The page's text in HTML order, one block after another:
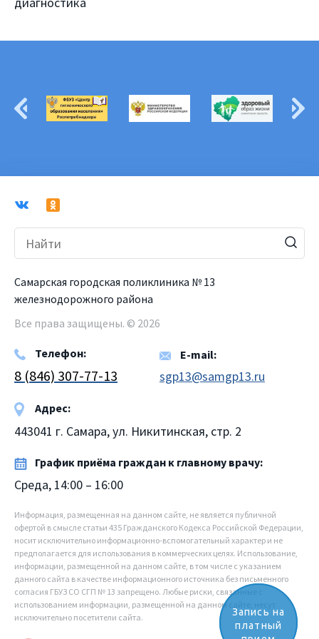
Самарская городская поликлиника № 13
железнодорожного района
Все права защищены. © 2026
Телефон:
8 (846) 307-77-13
E-mail:
sgp13@samgp13.ru
Адрес:
443041 г. Самара, ул. Никитинская, стр. 2
График приёма граждан к главному врачу:
Среда, 14:00 – 16:00
Информация, размещенная на данном сайте, не является публичной
офертой в смысле статьи 435 Гражданского Кодекса Российской Федерации,
носит исключительно информационно-вспомогательный характер и не
предполагается для использования в коммерческих целях. Использование,
информации, размещенной на данном сайте, в том числе с указанием
данного сайта в качестве информационного источника без письменного
согласия ГБУЗ СО СГП № 13 запрещено. Любые риски, связанные с
использованием информации, размещенной на данном сайте, несут
исключительно посетители сайта.
Запись на
платный